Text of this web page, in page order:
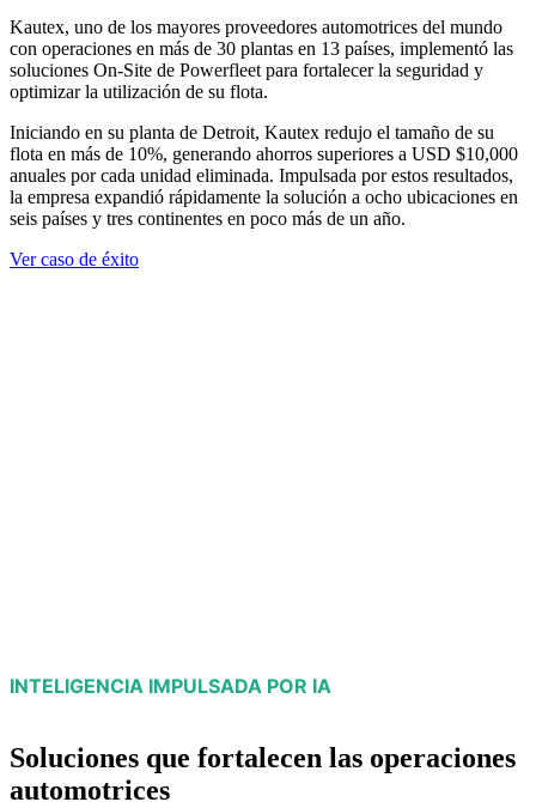
Kautex, uno de los mayores proveedores automotrices del mundo
con operaciones en más de 30 plantas en 13 países, implementó las
soluciones On-Site de Powerfleet para fortalecer la seguridad y
optimizar la utilización de su flota.
Iniciando en su planta de Detroit, Kautex redujo el tamaño de su
flota en más de 10%, generando ahorros superiores a USD $10,000
anuales por cada unidad eliminada. Impulsada por estos resultados,
la empresa expandió rápidamente la solución a ocho ubicaciones en
seis países y tres continentes en poco más de un año.
Ver caso de éxito
INTELIGENCIA IMPULSADA POR IA
Soluciones que fortalecen las operaciones
automotrices